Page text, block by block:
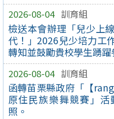
2026-08-04 訓育組
檢送本會辦理「兒少上
代！」2026兒少培力工
轉知並鼓勵貴校學生踴躍
2026-08-04 訓育組
函轉苗栗縣政府「【
原住民族樂舞競賽」
照。